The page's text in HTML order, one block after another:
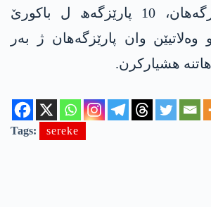
ژ وان 43 پارێزگەھان، 10 پارێزگەھ ل باکورێ
وان پارێزگەھان ژ بەر
ھاتنە ھشیارکرن.
Tags: sereke